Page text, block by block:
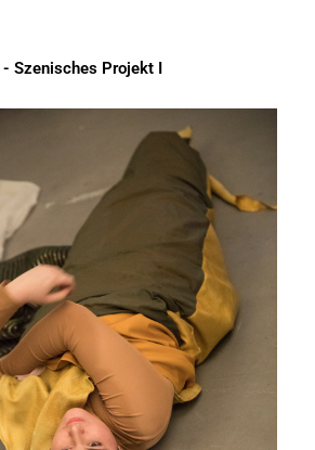
Szenisches Projekt I